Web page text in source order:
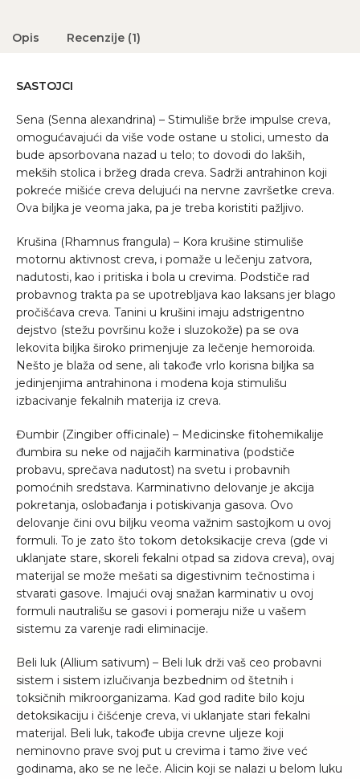
Opis Recenzije (1)
SASTOJCI
Sena (Senna alexandrina) – Stimuliše brže impulse creva,
omogućavajući da više vode ostane u stolici, umesto da
bude apsorbovana nazad u telo; to dovodi do lakših,
mekših stolica i bržeg drada creva. Sadrži antrahinon koji
pokreće mišiće creva delujući na nervne završetke creva.
Ova biljka je veoma jaka, pa je treba koristiti pažljivo.
Krušina (Rhamnus frangula) – Kora krušine stimuliše
motornu aktivnost creva, i pomaže u lečenju zatvora,
nadutosti, kao i pritiska i bola u crevima. Podstiče rad
probavnog trakta pa se upotrebljava kao laksans jer blago
pročišćava creva. Tanini u krušini imaju adstrigentno
dejstvo (stežu površinu kože i sluzokože) pa se ova
lekovita biljka široko primenjuje za lečenje hemoroida.
Nešto je blaža od sene, ali takođe vrlo korisna biljka sa
jedinjenjima antrahinona i modena koja stimulišu
izbacivanje fekalnih materija iz creva.
Đumbir (Zingiber officinale) – Medicinske fitohemikalije
đumbira su neke od najjačih karminativa (podstiče
probavu, sprečava nadutost) na svetu i probavnih
pomoćnih sredstava. Karminativno delovanje je akcija
pokretanja, oslobađanja i potiskivanja gasova. Ovo
delovanje čini ovu biljku veoma važnim sastojkom u ovoj
formuli. To je zato što tokom detoksikacije creva (gde vi
uklanjate stare, skoreli fekalni otpad sa zidova creva), ovaj
materijal se može mešati sa digestivnim tečnostima i
stvarati gasove. Imajući ovaj snažan karminativ u ovoj
formuli nautrališu se gasovi i pomeraju niže u vašem
sistemu za varenje radi eliminacije.
Beli luk (Allium sativum) – Beli luk drži vaš ceo probavni
sistem i sistem izlučivanja bezbednim od štetnih i
toksičnih mikroorganizama. Kad god radite bilo koju
detoksikaciju i čišćenje creva, vi uklanjate stari fekalni
materijal. Beli luk, takođe ubija crevne uljeze koji
neminovno prave svoj put u crevima i tamo žive već
godinama, ako se ne leče. Alicin koji se nalazi u belom luku